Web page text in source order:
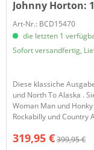
Johnny Horton:
Art-Nr.: BCD15470
die letzten 1
Sofort versandfertig,
Diese klassiche
und North To Alaska .
Woman Man und
Rockabilly und Country
319,95 €399,95 €